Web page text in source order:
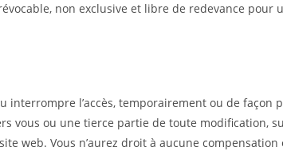
non exclusive et libre de redevance
l’accès, temporairement ou de façon
vous ou une tierce partie de toute modification,
web. Vous n’aurez droit à aucune